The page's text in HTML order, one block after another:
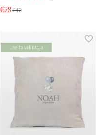
€28€47
Useita valintoja